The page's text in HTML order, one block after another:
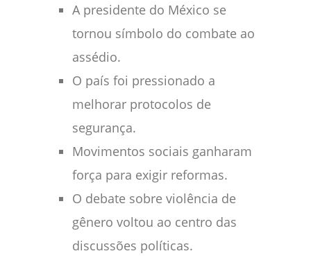
A presidente do México se
tornou símbolo do combate ao
assédio.
O país foi pressionado a
melhorar protocolos de
segurança.
Movimentos sociais ganharam
força para exigir reformas.
O debate sobre violência de
gênero voltou ao centro das
discussões políticas.